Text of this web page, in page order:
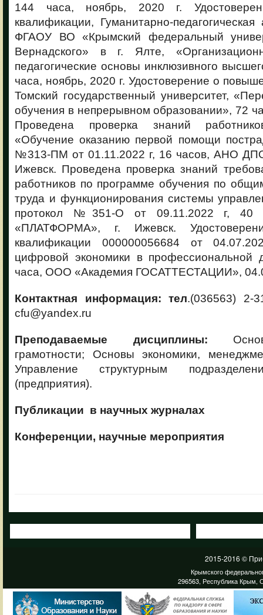
144 часа, ноябрь, 2020 г.
квалификации, Гуманитарно-
ФГАОУ ВО «Крымский федеральный
Вернадского» в г. Ялте,
педагогические основы инклюзивного
часа, ноябрь, 2020 г. Удостоверение о
Томский государственный университет,
обучения в непрерывном образовании», 72
Проведена проверка знаний
«Обучение оказанию первой помощи
№313-ПМ от 01.11.2022 г, 16 часов, АНО
Ижевск. Проведена проверка знаний
работников по программе обучения по
труда и функционирования системы
протокол №351-О от 09.11.2022 г,
«ПЛАТФОРМА», г. Ижевск.
квалификации 000000056684 от
цифровой экономики в профессиональной
часа, ООО «Академия ГОСАТТЕСТАЦИИ»,
Контактная информация: тел.(036563) 2-
cfu@yandex.ru
Преподаваемые дисциплины:
грамотности; Основы экономики,
Управление структурным
(предприятия).
Публикации в научных журналах
Конференции, научные мероприятия
2015-2016 ©
Крымского
296563, Республика Крым,